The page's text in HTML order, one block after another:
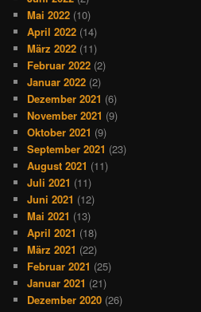
Mai 2022 (10)
April 2022 (14)
März 2022 (11)
Februar 2022 (2)
Januar 2022 (2)
Dezember 2021 (6)
November 2021 (9)
Oktober 2021 (9)
September 2021 (23)
August 2021 (11)
Juli 2021 (11)
Juni 2021 (12)
Mai 2021 (13)
April 2021 (18)
März 2021 (22)
Februar 2021 (25)
Januar 2021 (21)
Dezember 2020 (26)